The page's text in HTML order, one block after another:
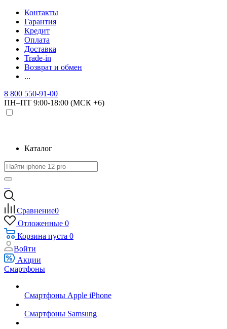
Контакты
Гарантия
Кредит
Оплата
Доставка
Trade-in
Возврат и обмен
...
8 800 550-91-00
ПН–ПТ 9:00-18:00 (МСК +6)
Каталог
Сравнение0
Отложенные 0
Корзина пуста 0
Войти
Акции
Смартфоны
Смартфоны Apple iPhone
Смартфоны Samsung